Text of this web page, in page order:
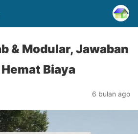
& Modular, Jawaban
Biaya
6 bulan ago